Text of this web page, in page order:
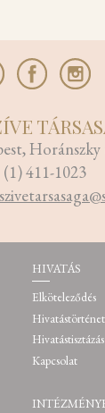
Horánszky
411-1023
HIVATÁS
Elköteleződés
Hivatástisztázás
Kapcsolat